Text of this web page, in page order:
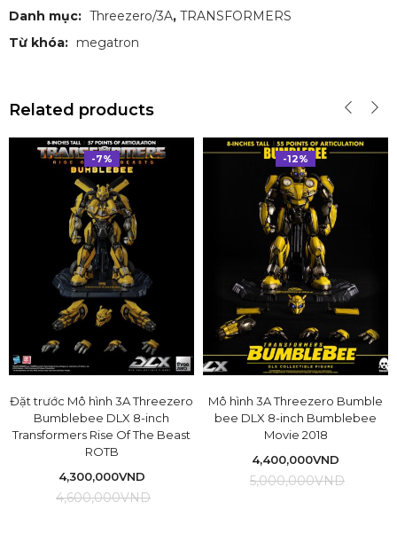
Danh mục: Threezero/3A, TRANSFORMERS
Từ khóa: megatron
Related products
-7%
Đặt trước Mô hình 3A Threezero
Bumblebee DLX 8-inch
Transformers Rise Of The Beast
ROTB
4,300,000VND
4,600,000VND
-12%
Mô hình 3A Threezero Bumble
bee DLX 8-inch Bumblebee
Movie 2018
4,400,000VND
5,000,000VND